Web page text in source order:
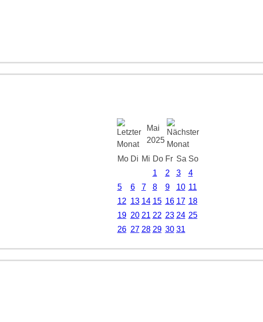
Mai
2025
Mo Di Mi Do Fr Sa So
1
2 3
4
5
6 7 8 9 10 11
12 13 14 15 16 17 18
19 20 21 22 23 24 25
26 27 28 29 30 31